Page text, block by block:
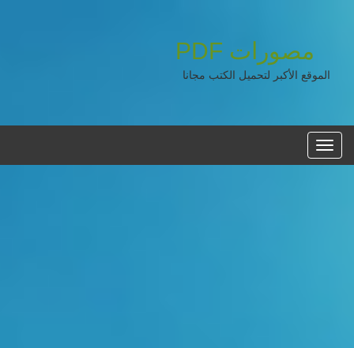
مصورات PDF
الموقع الأكبر لتحميل الكتب مجانا
القائمه
الرئيسية